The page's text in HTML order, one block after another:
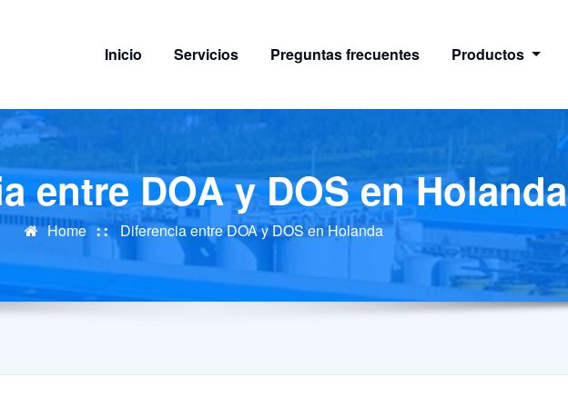
Inicio Servicios Preguntas frecuentes Productos
entre DOA y DOS en Holanda
Home Diferencia entre DOA y DOS en Holanda